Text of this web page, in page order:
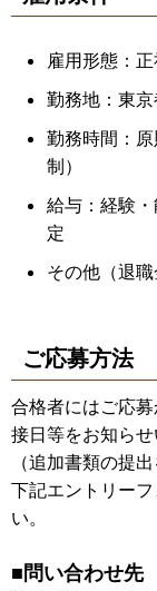
雇用形態：
勤務地：東京
勤務時間：
制）
給与：経験
定
その他（退職
ご応募方法
合格者にはご応
接日等をお知らせ
（追加書類の提
下記エントリー
い。
■問い合わせ先